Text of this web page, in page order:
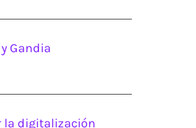
Gandia
la digitalización